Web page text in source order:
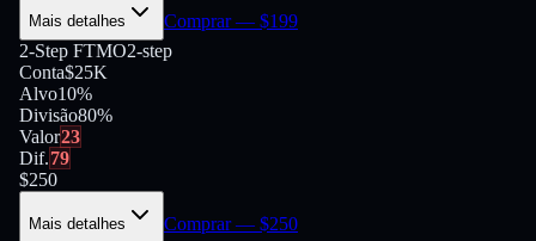
Mais detalhes Comprar— $199
2-Step FTMO2-step
Conta$25K
Alvo10%
Divisão80%
Valor23
Dif.79
$250
Mais detalhes Comprar— $250